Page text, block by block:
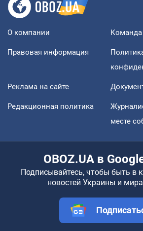
О компании Команда
Правовая информация
Реклама на сайте
Редакционная политика
месте
OBOZ.UA в
Подписывайтесь, чтобы быть в
новостей Украины и